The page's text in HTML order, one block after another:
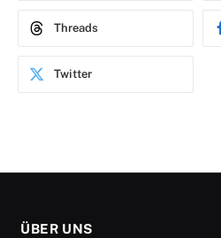
Threads
Twitter
ÜBER UNS